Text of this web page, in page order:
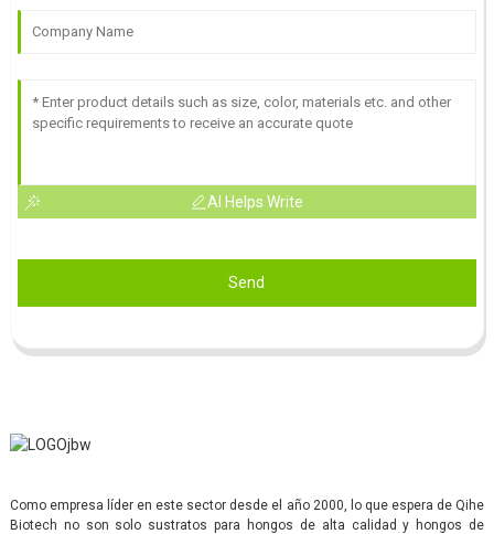
AI Helps Write
Send
Como empresa líder en este sector desde el año 2000, lo que espera de Qihe
Biotech no son solo sustratos para hongos de alta calidad y hongos de